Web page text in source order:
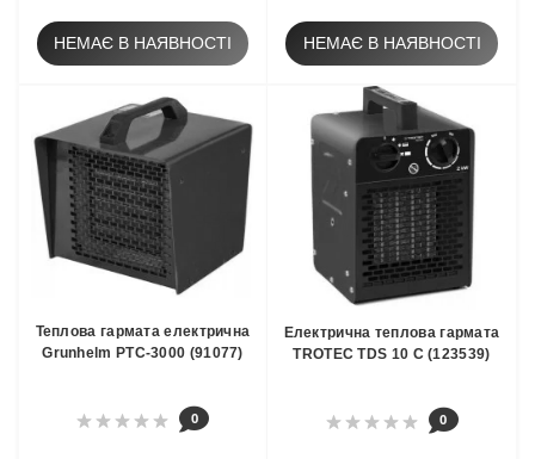
НЕМАЄ В НАЯВНОСТІ НЕМАЄ В НАЯВНОСТІ
Теплова гармата електрична
Grunhelm РТС-3000 (91077)
0
Електрична теплова гармата
TROTEC TDS 10 С (123539)
0